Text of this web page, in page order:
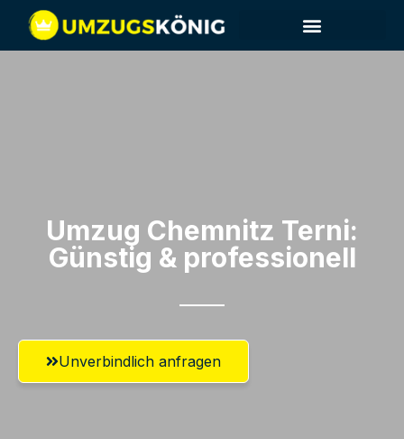
Umzug Chemnitz​ Terni:
Günstig & professionell​
Unverbindlich anfragen